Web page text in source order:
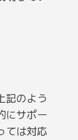
記のよう
にサポー
ては対応